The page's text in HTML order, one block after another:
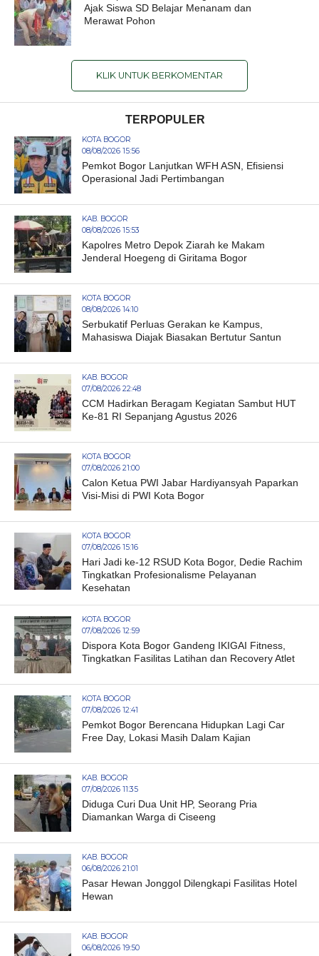
Ajak Siswa SD Belajar Menanam dan
Merawat Pohon
KLIK UNTUK BERKOMENTAR
TERPOPULER
KOTA BOGOR
08/08/2026 15:56
Pemkot Bogor Lanjutkan WFH ASN, Efisiensi
Operasional Jadi Pertimbangan
KAB. BOGOR
08/08/2026 15:53
Kapolres Metro Depok Ziarah ke Makam
Jenderal Hoegeng di Giritama Bogor
KOTA BOGOR
08/08/2026 14:10
Serbukatif Perluas Gerakan ke Kampus,
Mahasiswa Diajak Biasakan Bertutur Santun
KAB. BOGOR
07/08/2026 22:48
CCM Hadirkan Beragam Kegiatan Sambut HUT
Ke-81 RI Sepanjang Agustus 2026
KOTA BOGOR
07/08/2026 21:00
Calon Ketua PWI Jabar Hardiyansyah Paparkan
Visi-Misi di PWI Kota Bogor
KOTA BOGOR
07/08/2026 15:16
Hari Jadi ke-12 RSUD Kota Bogor, Dedie Rachim
Tingkatkan Profesionalisme Pelayanan
Kesehatan
KOTA BOGOR
07/08/2026 12:59
Dispora Kota Bogor Gandeng IKIGAI Fitness,
Tingkatkan Fasilitas Latihan dan Recovery Atlet
KOTA BOGOR
07/08/2026 12:41
Pemkot Bogor Berencana Hidupkan Lagi Car
Free Day, Lokasi Masih Dalam Kajian
KAB. BOGOR
07/08/2026 11:35
Diduga Curi Dua Unit HP, Seorang Pria
Diamankan Warga di Ciseeng
KAB. BOGOR
06/08/2026 21:01
Pasar Hewan Jonggol Dilengkapi Fasilitas Hotel
Hewan
KAB. BOGOR
06/08/2026 19:50